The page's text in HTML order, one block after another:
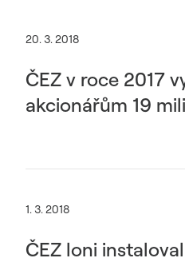
20. 3. 2018
ČEZ v roce 2017
akcionářům 19
1. 3. 2018
ČEZ loni